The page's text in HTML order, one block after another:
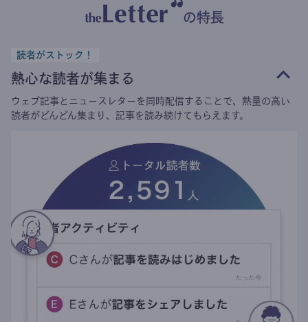
の特長
読者がストック！
熱心な読者が集まる
ウェブ記事とニュースレターを同時配信することで、熱量の高い
読者がどんどん集まり、記事を読み続けてもらえます。